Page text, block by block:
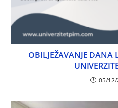
OBILJEŽAVANJE DANA
05/12/